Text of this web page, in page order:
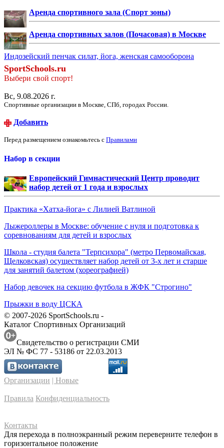
Аренда спортивного зала (Спорт зоны)
Аренда спортивных залов (Почасовая) в Москве
Индозейский пенчак силат, йога, женская самооборона
SportSchools.ru
Выбери свой спорт!
Вс, 9.08.2026 г.
Спортивные организации в Москве, СПб, городах России.
Добавить
Перед размещением ознакомьтесь с Правилами
Набор в секции
Европейский Гимнастический Центр проводит
набор детей от 1 года и взрослых
Практика «Хатха-йога» с Лилией Ватлиной
Лыжероллеры в Москве: обучение с нуля и подготовка к
соревнованиям для детей и взрослых
Школа - студия балета "Терпсихора" (метро Первомайская,
Щелковская) осуществляет набор детей от 3-х лет и старше
для занятий балетом (хореографией)
Набор девочек на секцию футбола в ЖФК "Строгино"
Прыжки в воду ЦСКА
© 2007-2026 SportSchools.ru -
Каталог Спортивных Организаций
Свидетельство о регистрации СМИ
ЭЛ № ФС 77 - 53186 от 22.03.2013
Организации | Новые
Правила Конфиденциальность
Контакты
Для перехода в полноэкранный режим переверните телефон в
горизонтальное положение